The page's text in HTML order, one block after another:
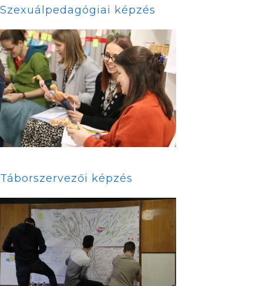
Szexuálpedagógiai képzés
Táborszervezői képzés